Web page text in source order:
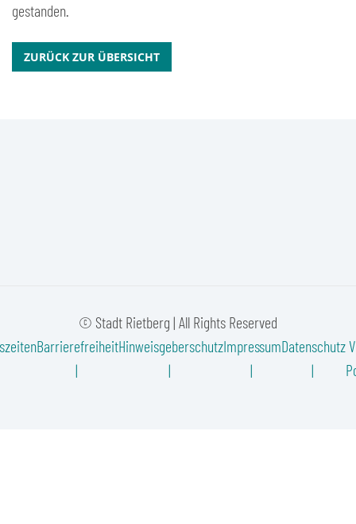
gestanden.
ZURÜCK ZUR ÜBERSICHT
© Stadt Rietberg | All Rights Reserved
BarrierefreiheitHinweisgeberschutzImpressumDatenschutz